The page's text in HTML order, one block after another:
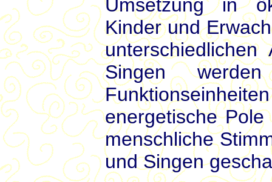
Umsetzung in
Kinder und
unterschiedlichen
Singen
energetische
menschliche
und Singen